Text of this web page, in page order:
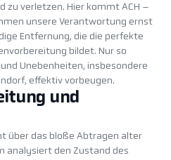
zu verletzen. Hier kommt ACH –
unsere Verantwortung ernst
Entfernung, die die perfekte
bildet. Nur so
Unebenheiten, insbesondere
effektiv vorbeugen.
und
über das bloße Abtragen alter
analysiert den Zustand des